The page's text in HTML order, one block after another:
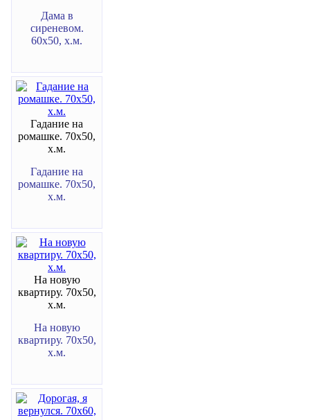
Дама в
сиреневом.
60х50, х.м.
Гадание на
ромашке. 70х50,
х.м.
Гадание на
ромашке. 70х50,
х.м.
На новую
квартиру. 70х50,
х.м.
На новую
квартиру. 70х50,
х.м.